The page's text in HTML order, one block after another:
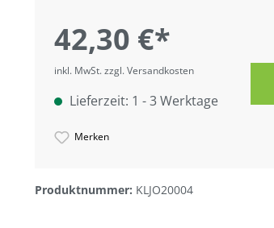
42,30 €*
inkl. MwSt. zzgl. Versandkosten
Lieferzeit: 1 - 3 Werktage
Merken
Produktnummer: KLJO20004